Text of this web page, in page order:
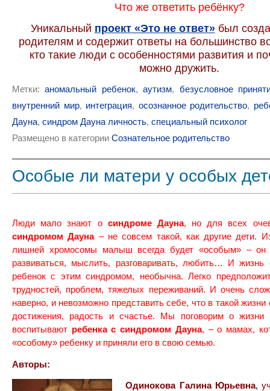
Что же ответить ребёнку?
Уникальный проект «Это не ответ» был
родителям и содержит ответы на большинство
кто такие люди с особенностями развития и
можно дружить.
Метки:аномальный ребенок,аутизм, безусловное
внутренний мир, интеграция, осознанное родительство,
Дауна, синдром Дауна личность, специальный психолог
Размещено в категории Сознательное родительство
Особые ли матери у особых
Люди мало знают о синдроме Дауна, но для всех
синдромом Дауна– не совсем такой, как другие дети.
лишней хромосомы малыш всегда будет «особым» – он
развиваться, мыслить, разговаривать, любить… И жизнь
ребенок с этим синдромом, необычна. Легко
трудностей, проблем, тяжелых переживаний. И очень
наверно, и невозможно представить себе, что в такой
достижения, радость и счастье. Мы поговорим о жизни
воспитывают ребенка с синдромом Дауна, – о мамах,
«особому» ребенку и приняли его в свою семью.
Авторы:
Одинокова Галина Юрьевна,